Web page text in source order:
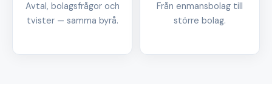
Avtal, bolagsfrågor och
tvister — samma byrå.
Från enmansbolag till
större bolag.